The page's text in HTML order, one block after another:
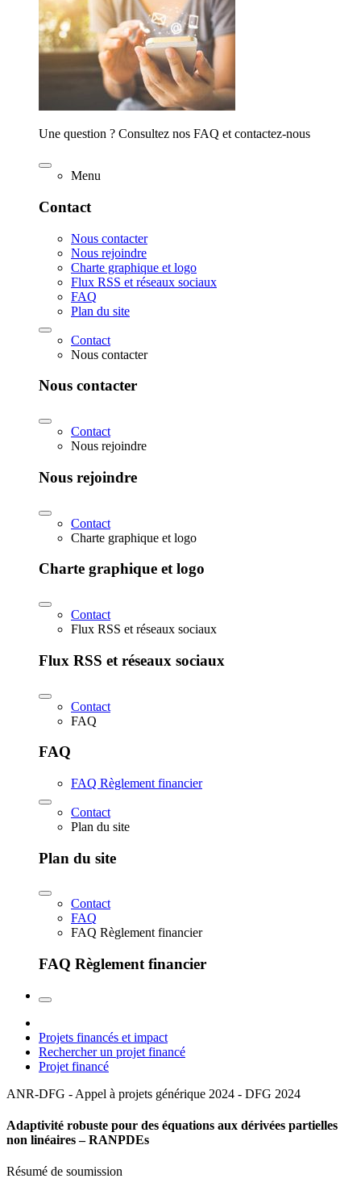
Une question ? Consultez nos FAQ et contactez-nous
Menu
Contact
Nous contacter
Nous rejoindre
Charte graphique et logo
Flux RSS et réseaux sociaux
FAQ
Plan du site
Contact
Nous contacter
Nous contacter
Contact
Nous rejoindre
Nous rejoindre
Contact
Charte graphique et logo
Charte graphique et logo
Contact
Flux RSS et réseaux sociaux
Flux RSS et réseaux sociaux
Contact
FAQ
FAQ
FAQ Règlement financier
Contact
Plan du site
Plan du site
Contact
FAQ
FAQ Règlement financier
FAQ Règlement financier
Projets financés et impact
Rechercher un projet financé
Projet financé
ANR-DFG - Appel à projets générique 2024 - DFG 2024
Adaptivité robuste pour des équations aux dérivées partielles
non linéaires – RANPDEs
Résumé de soumission